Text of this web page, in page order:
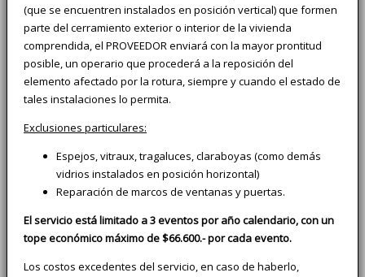
(que se encuentren instalados en posición vertical) que formen
parte del cerramiento exterior o interior de la vivienda
comprendida, el PROVEEDOR enviará con la mayor prontitud
posible, un operario que procederá a la reposición del
elemento afectado por la rotura, siempre y cuando el estado de
tales instalaciones lo permita.
Exclusiones particulares:
Espejos, vitraux, tragaluces, claraboyas (como demás
vidrios instalados en posición horizontal)
Reparación de marcos de ventanas y puertas.
El servicio está limitado a 3 eventos por año calendario, con un
tope económico máximo de $66.600.- por cada evento.
Los costos excedentes del servicio, en caso de haberlo,